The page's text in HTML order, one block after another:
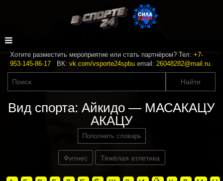
Хотите разместить мероприятие или стать партнёром? Тел: +7-
953-145-86-17 ВК: vk.com/vsporte24spbu email: 26048282@mail.ru.
Вид спорта: Айкидо — МАСАКАЦУ
АКАЦУ
Пополнить словарь
Фитнес Тяжёлая атлетика